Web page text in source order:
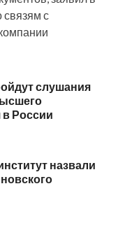
связям с
слушания
России
назвали